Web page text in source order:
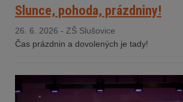
Slunce, pohoda, prázdniny!
26. 6. 2026 - ZŠ Slušovice
Čas prázdnin a dovolených je tady!